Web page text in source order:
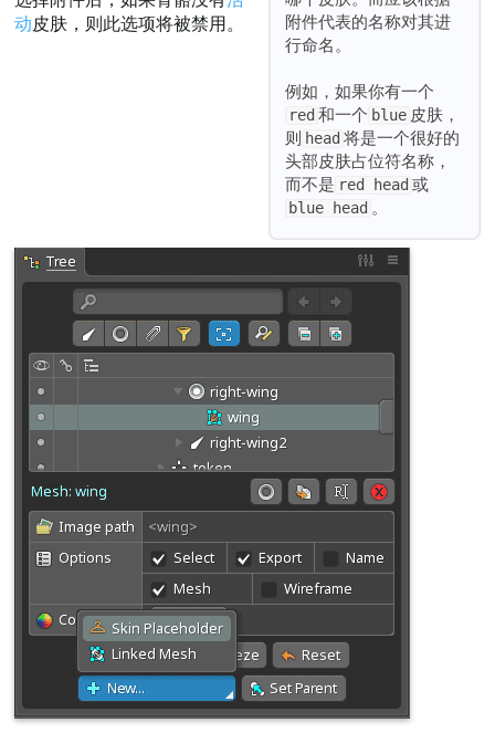
附件代表的名称对其进
行命名。
例如，如果你有一个
red 和一个 blue 皮肤，
则 head 将是一个很好的
头部皮肤占位符名称，
而不是 red head 或
blue head 。
动皮肤，则此选项将被禁用。